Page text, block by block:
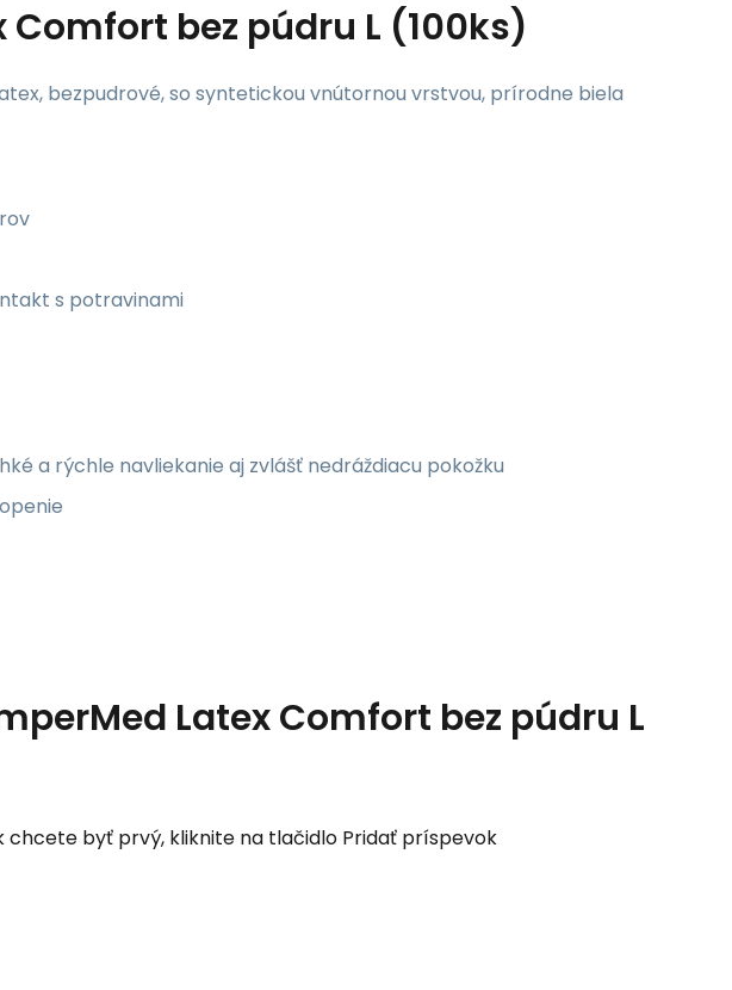
Comfort bez púdru L (100ks)
bezpudrové, so syntetickou vnútornou vrstvou, prírodne biela
s potravinami
a rýchle navliekanie aj zvlášť nedráždiacu pokožku
Latex Comfort bez púdru L
chcete byť prvý, kliknite na tlačidlo Pridať príspevok